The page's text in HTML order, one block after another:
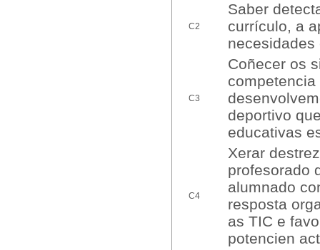
C2
Saber
currículo, a
C3
Coñecer os
deportivo
educativas
C4
Xerar
profesorado
alumnado
resposta
as TIC e
potencien